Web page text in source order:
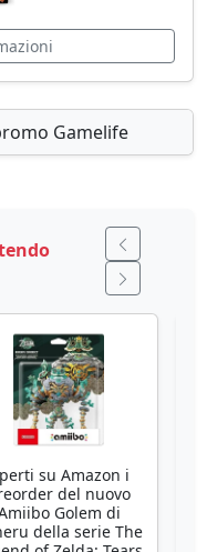
Gamelife
su Amazon i
del nuovo
Golem di
della serie The